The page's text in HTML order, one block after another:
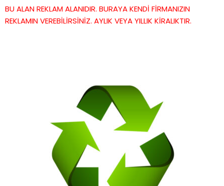
BU ALAN REKLAM ALANIDIR. BURAYA KENDİ FİRMANIZIN
REKLAMIN VEREBİLİRSİNİZ. AYLIK VEYA YILLIK KİRALIKTIR.